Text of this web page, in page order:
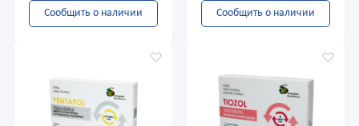
Сообщить о наличии Сообщить о наличии